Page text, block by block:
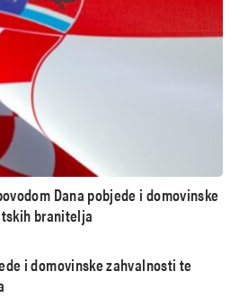
Dana pobjede i domovinske
branitelja
i domovinske zahvalnosti te